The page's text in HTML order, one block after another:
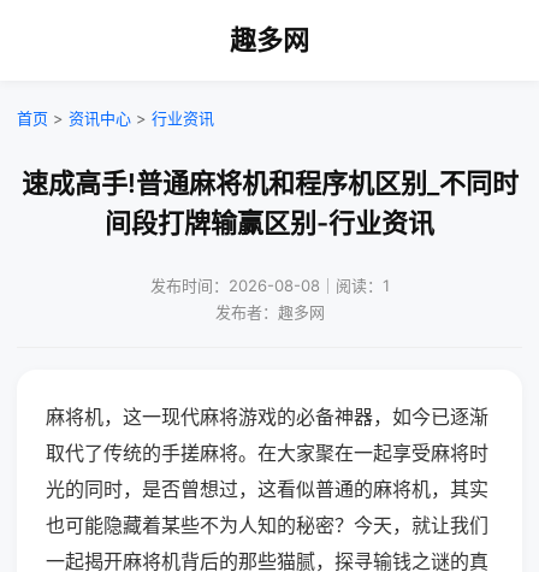
趣多网
首页 > 资讯中心 > 行业资讯
速成高手!普通麻将机和程序机区别_不同时
间段打牌输赢区别-行业资讯
发布时间：2026-08-08｜阅读：1
发布者：趣多网
麻将机，这一现代麻将游戏的必备神器，如今已逐渐
取代了传统的手搓麻将。在大家聚在一起享受麻将时
光的同时，是否曾想过，这看似普通的麻将机，其实
也可能隐藏着某些不为人知的秘密？今天，就让我们
一起揭开麻将机背后的那些猫腻，探寻输钱之谜的真